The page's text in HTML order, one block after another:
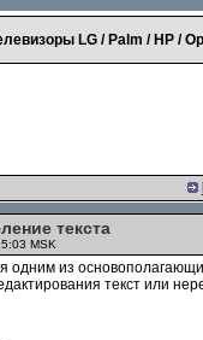
LG / Palm / HP /
текста
MSK
одним из
текст или